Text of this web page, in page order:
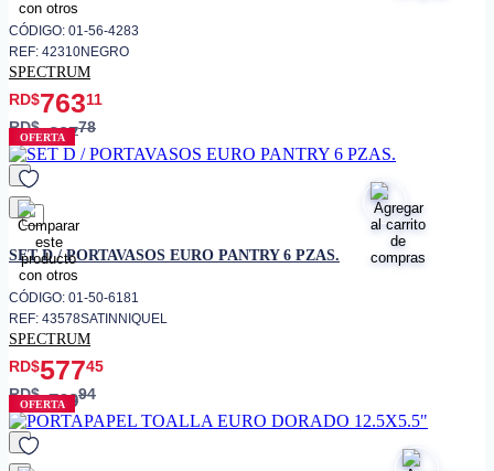
CÓDIGO: 01-56-4283
REF: 42310NEGRO
SPECTRUM
RD$76311
RD$89778
OFERTA
favorito
SET D / PORTAVASOS EURO PANTRY 6 PZAS.
CÓDIGO: 01-50-6181
REF: 43578SATINNIQUEL
SPECTRUM
RD$57745
RD$76994
OFERTA